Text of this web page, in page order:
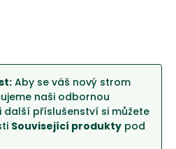
Aby se váš nový strom
naši odbornou
další příslušenství si můžete
Související produkty pod